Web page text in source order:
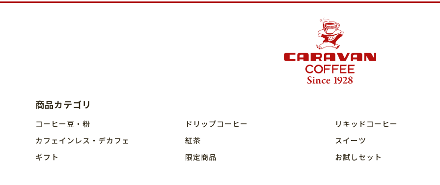
商品カテゴリ
コーヒー豆・粉 ドリップコーヒー
リキッドコーヒー
カフェインレス・デカフェ
紅茶
スイーツ
ギフト
限定商品 お試しセット